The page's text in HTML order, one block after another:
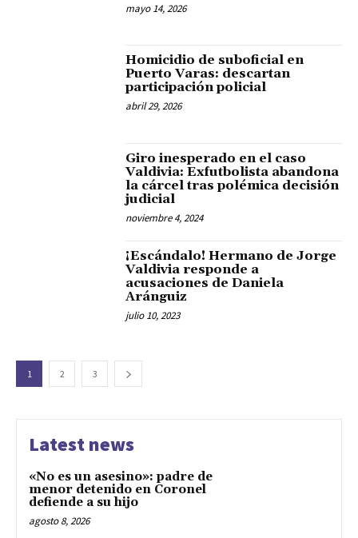
mayo 14, 2026
Homicidio de suboficial en
Puerto Varas: descartan
participación policial
abril 29, 2026
Giro inesperado en el caso
Valdivia: Exfutbolista abandona
la cárcel tras polémica decisión
judicial
noviembre 4, 2024
¡Escándalo! Hermano de Jorge
Valdivia responde a
acusaciones de Daniela
Aránguiz
julio 10, 2023
1 2 3
Latest news
«No es un asesino»: padre de
menor detenido en Coronel
defiende a su hijo
agosto 8, 2026